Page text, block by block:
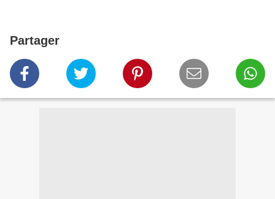
Partager